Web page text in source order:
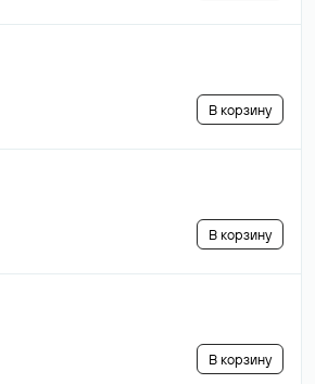
В корзину
В корзину
В корзину